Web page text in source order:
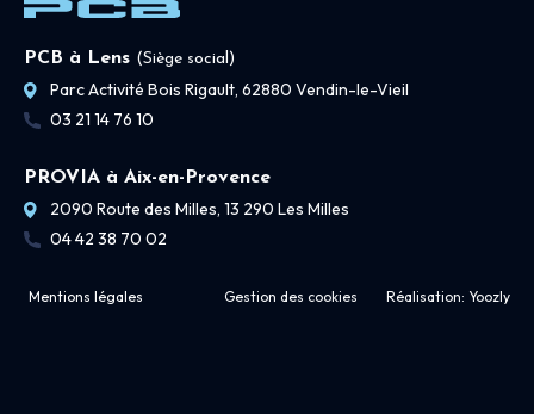
PCB à Lens (Siège social)
Parc Activité Bois Rigault, 62880 Vendin-le-Vieil
03 21 14 76 10
PROVIA à Aix-en-Provence
2090 Route des Milles, 13 290 Les Milles
04 42 38 70 02
Mentions légales Gestion des cookies Réalisation: Yoozly